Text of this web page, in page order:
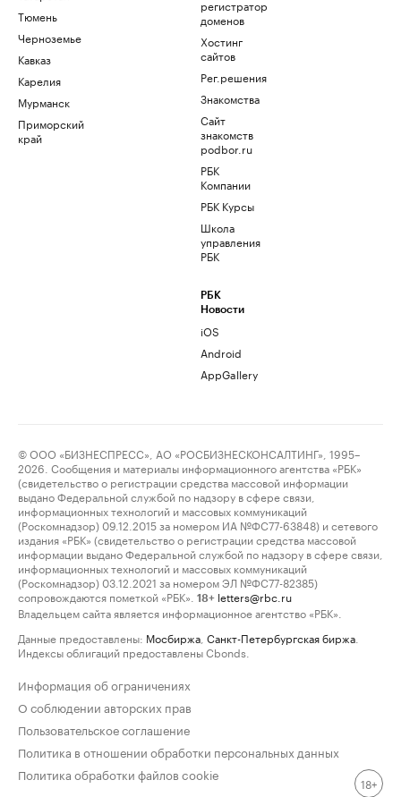
Тюмень
Черноземье
Кавказ
Карелия
Мурманск
Приморский
край
регистратор
доменов
Хостинг
сайтов
Рег.решения
Знакомства
Сайт
знакомств
podbor.ru
РБК
Компании
РБК Курсы
Школа
управления
РБК
РБК
Новости
iOS
Android
AppGallery
© ООО «БИЗНЕСПРЕСС», АО «РОСБИЗНЕСКОНСАЛТИНГ», 1995–
2026. Сообщения и материалы информационного агентства «РБК»
(свидетельство о регистрации средства массовой информации
выдано Федеральной службой по надзору в сфере связи,
информационных технологий и массовых коммуникаций
(Роскомнадзор) 09.12.2015 за номером ИА №ФС77-63848) и сетевого
издания «РБК» (свидетельство о регистрации средства массовой
информации выдано Федеральной службой по надзору в сфере связи,
информационных технологий и массовых коммуникаций
(Роскомнадзор) 03.12.2021 за номером ЭЛ №ФС77-82385)
сопровождаются пометкой «РБК».
18+ letters@rbc.ru
Владельцем сайта является информационное агентство «РБК».
Данные предоставлены: Мосбиржа Санкт-Петербургская биржа
Индексы облигаций предоставлены Cbonds.
Информация об ограничениях
О соблюдении авторских прав
Пользовательское соглашение
Политика в отношении обработки персональных данных
Политика обработки файлов cookie
18+